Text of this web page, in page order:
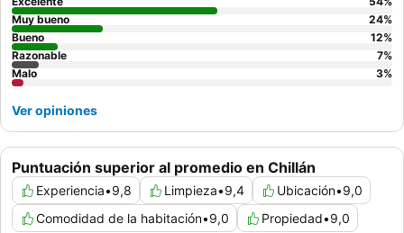
Puntuación superior al promedio en Chillán
Experiencia•9,8 Limpieza•9,4 Ubicación•9,0
Comodidad de la habitación•9,0 Propiedad•9,0
Muy bueno
24%
Bueno
12%
Razonable
7%
Malo
3%
Ver opiniones